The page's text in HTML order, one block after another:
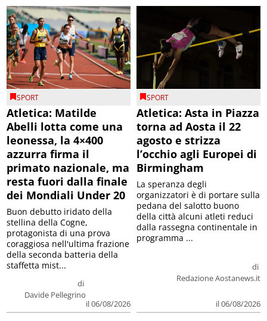
SPORT
Atletica: Matilde
Abelli lotta come una
leonessa, la 4×400
azzurra firma il
primato nazionale, ma
resta fuori dalla finale
dei Mondiali Under 20
di
Davide Pellegrino
il 06/08/2026
Buon debutto iridato della
stellina della Cogne,
protagonista di una prova
coraggiosa nell'ultima frazione
della seconda batteria della
staffetta mist...
SPORT
Atletica: Asta in Piazza
torna ad Aosta il 22
agosto e strizza
l’occhio agli Europei di
Birmingham
di
Redazione Aostanews.it
il 06/08/2026
La speranza degli
organizzatori è di portare sulla
pedana del salotto buono
della città alcuni atleti reduci
dalla rassegna continentale in
programma ...